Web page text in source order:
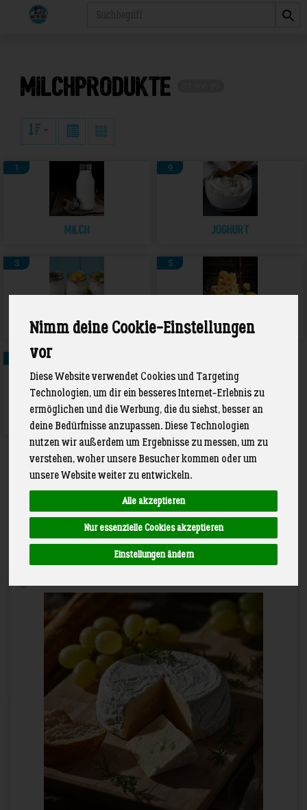
Nimm deine Cookie-Einstellungen
vor
Diese Website verwendet Cookies und Targeting
Technologien, um dir ein besseres Internet-Erlebnis zu
ermöglichen und die Werbung, die du siehst, besser an
deine Bedürfnisse anzupassen. Diese Technologien
nutzen wir außerdem um Ergebnisse zu messen, um zu
verstehen, woher unsere Besucher kommen oder um
unsere Website weiter zu entwickeln.
Alle akzeptieren
Nur essenzielle Cookies akzeptieren
Einstellungen ändern
Milchprodukte
1
Milch
9
Joghurt
3
Joghurt-Karussel
5
Käse
Frischkäse
Hersteller Allergene